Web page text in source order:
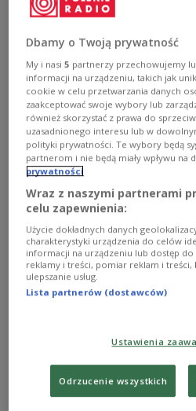
over the country's foreign
Armenia's pro-Western Prime Minister
CC BY 4.0 , via Wikimedia Commons
Prime Minister Nikol
released by the Central
Dbamy o Twoją prywatność
My i nasi5 partnerzy przechowujemy
informacji na urządzeniu, takich jak
cookie w celu przetwarzania danych
zaakceptować swoje wybory lub
również skorzystać z prawa do
uzasadnionego interesu lub w
polityki prywatności. Te wybory będą
partnerom i nie będą miały wpływu na
prywatności
Wraz z naszymi partnerami
celu zapewnienia:
Użycie dokładnych danych
charakterystyki urządzenia do celów
informacji na urządzeniu lub dostęp
reklamy i treści, pomiar reklam i
ulepszanie usług.
Lista partnerów (dostawców)
Ustawienia
Odrzucenie wszystkich